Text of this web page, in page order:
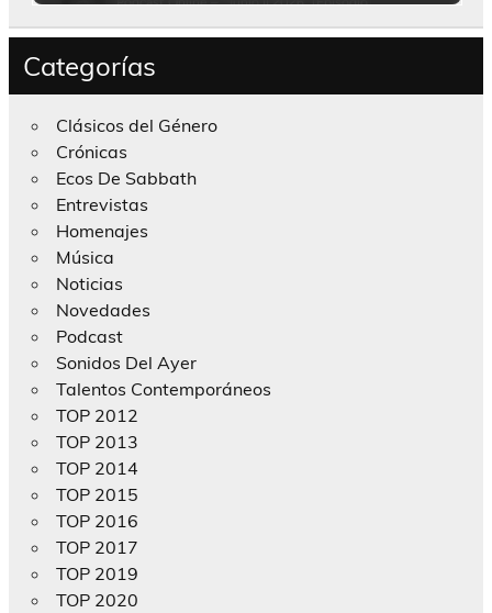
Categorías
Clásicos del Género
Crónicas
Ecos De Sabbath
Entrevistas
Homenajes
Música
Noticias
Novedades
Podcast
Sonidos Del Ayer
Talentos Contemporáneos
TOP 2012
TOP 2013
TOP 2014
TOP 2015
TOP 2016
TOP 2017
TOP 2019
TOP 2020